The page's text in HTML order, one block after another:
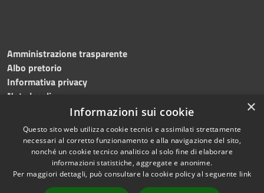
Amministrazione trasparente
Albo pretorio
Informativa privacy
Note legali
Dichiarazione di accessibilità
Accessibilità
Copyright © 2026 • Comune di
Solofra • Powered by
×
Informazioni sui cookie
Questo sito web utilizza cookie tecnici e assimilati strettamente
necessari al corretto funzionamento e alla navigazione del sito,
nonché un cookie tecnico analitico al solo fine di elaborare
informazioni statistiche, aggregate e anonime.
Per maggiori dettagli, può consultare la cookie policy al seguente link